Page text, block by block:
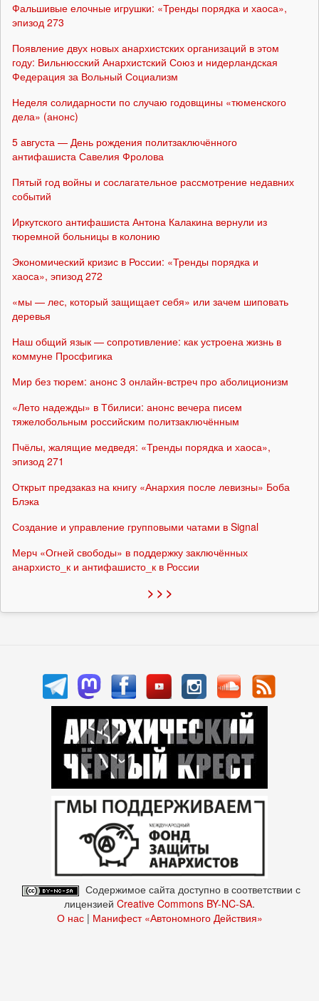
Фальшивые елочные игрушки: «Тренды порядка и хаоса»,
эпизод 273
Появление двух новых анархистских организаций в этом
году: Вильнюсский Анархистский Союз и нидерландская
Федерация за Вольный Социализм
Неделя солидарности по случаю годовщины «тюменского
дела» (анонс)
5 августа — День рождения политзаключённого
антифашиста Савелия Фролова
Пятый год войны и сослагательное рассмотрение недавних
событий
Иркутского антифашиста Антона Калакина вернули из
тюремной больницы в колонию
Экономический кризис в России: «Тренды порядка и
хаоса», эпизод 272
«мы — лес, который защищает себя» или зачем шиповать
деревья
Наш общий язык — сопротивление: как устроена жизнь в
коммуне Просфигика
Мир без тюрем: анонс 3 онлайн-встреч про аболиционизм
«Лето надежды» в Тбилиси: анонс вечера писем
тяжелобольным российским политзаключённым
Пчёлы, жалящие медведя: «Тренды порядка и хаоса»,
эпизод 271
Открыт предзаказ на книгу «Анархия после левизны» Боба
Блэка
Создание и управление групповыми чатами в Signal
Мерч «Огней свободы» в поддержку заключённых
анархисто_к и антифашисто_к в России
> > >
Содержимое сайта доступно в соответствии с
лицензией Creative Commons BY-NC-SA.
О нас| Манифест «Автономного Действия»